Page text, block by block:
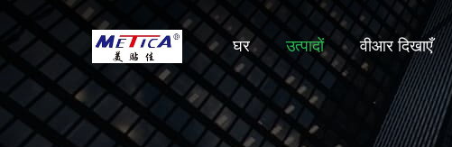
घर उत्पादों वीआर दिखाएँ